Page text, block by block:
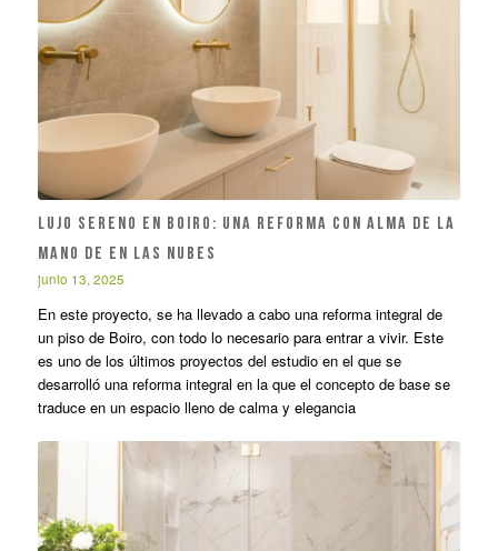
Lujo sereno en Boiro: una reforma con alma de la
mano de EN LAS NUBES
junio 13, 2025
En este proyecto, se ha llevado a cabo una reforma integral de
un piso de Boiro, con todo lo necesario para entrar a vivir. Este
es uno de los últimos proyectos del estudio en el que se
desarrolló una reforma integral en la que el concepto de base se
traduce en un espacio lleno de calma y elegancia